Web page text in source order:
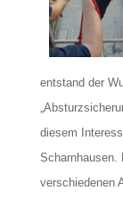
entstand der
diesem
Scharnhausen.
verschiedenen